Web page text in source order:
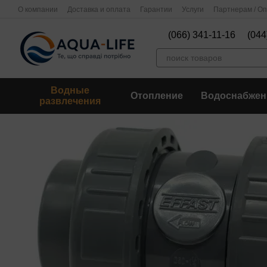
Перейти к основному контенту
О компании Доставка и оплата Гарантии Услуги Партнерам /
(066) 341-11-16
Водные
развлечения
Отопление